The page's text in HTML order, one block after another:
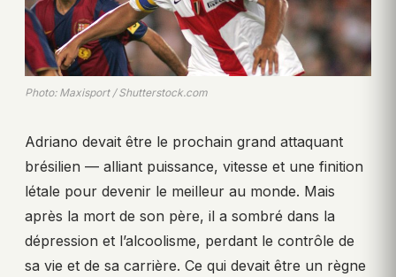
Photo: Maxisport / Shutterstock.com
Adriano devait être le prochain grand attaquant
brésilien — alliant puissance, vitesse et une finition
létale pour devenir le meilleur au monde. Mais
après la mort de son père, il a sombré dans la
dépression et l’alcoolisme, perdant le contrôle de
sa vie et de sa carrière. Ce qui devait être un règne